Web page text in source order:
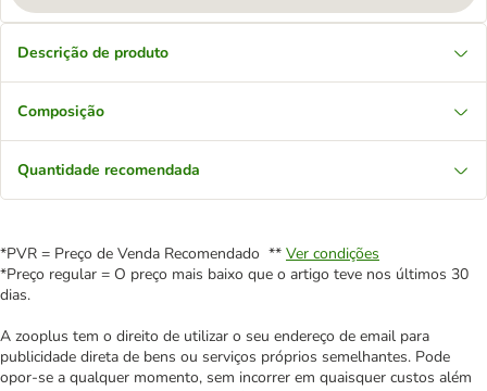
Descrição de produto
Composição
Quantidade recomendada
*PVR = Preço de Venda Recomendado ** Ver condições
*Preço regular = O preço mais baixo que o artigo teve nos últimos 30
dias.
A zooplus tem o direito de utilizar o seu endereço de email para
publicidade direta de bens ou serviços próprios semelhantes. Pode
opor-se a qualquer momento, sem incorrer em quaisquer custos além